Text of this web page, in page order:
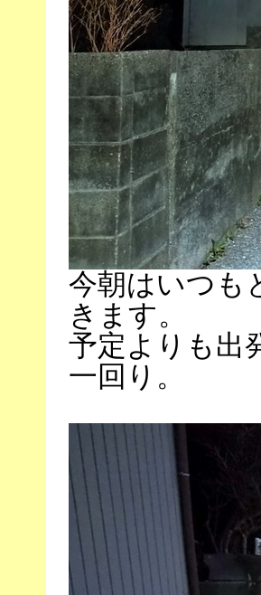
今朝はいつも
きます。
予定よりも出
一回り。